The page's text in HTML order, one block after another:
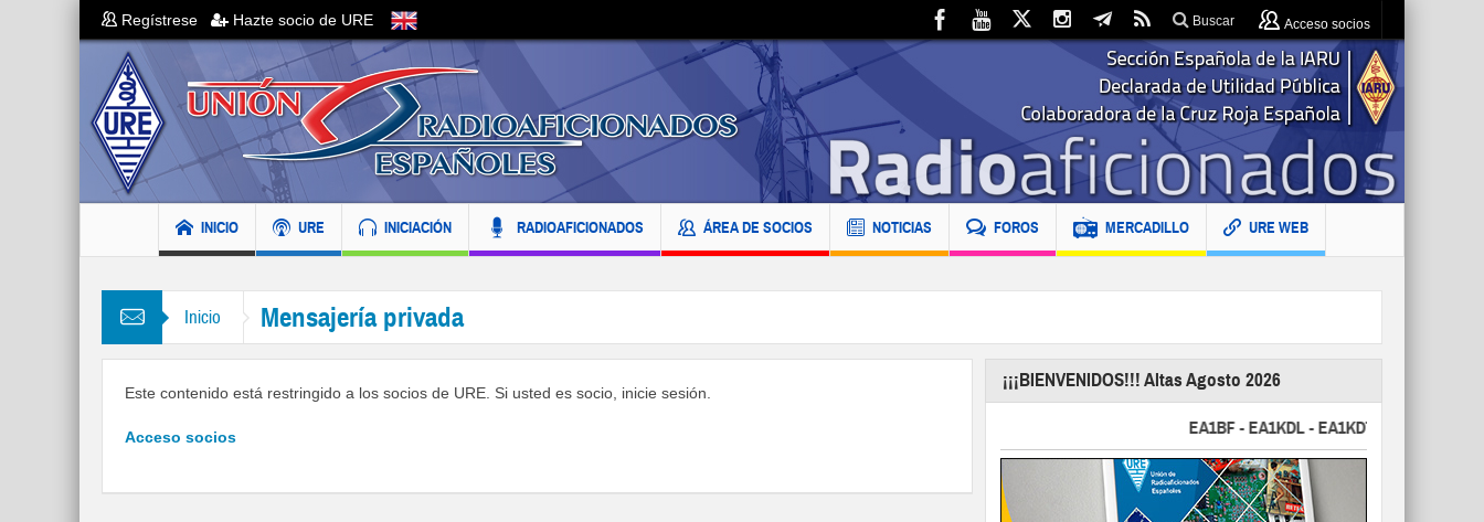
Regístrese Hazte socio de URE Buscar Acceso socios
INICIO URE INICIACIÓN RADIOAFICIONADOS ÁREA DE SOCIOS NOTICIAS FOROS MERCADILLO URE WEB
Inicio Mensajería privada
Este contenido está restringido a los socios de URE. Si usted es socio, inicie sesión.
Acceso socios
¡¡¡BIENVENIDOS!!! Altas Agosto 2026
EA1BF - EA1KDL - EA1KDT - EA2FBJ -